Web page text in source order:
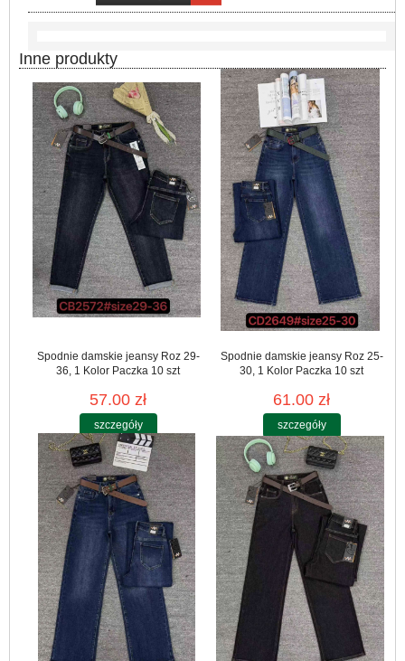
Inne produkty
Spodnie damskie jeansy Roz 29-
36, 1 Kolor Paczka 10 szt
57.00 zł
szczegóły
Spodnie damskie jeansy Roz 25-
30, 1 Kolor Paczka 10 szt
61.00 zł
szczegóły